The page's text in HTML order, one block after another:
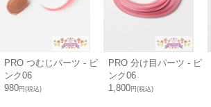
PRO つむじパーツ - ピ
ンク06
980円(税込)
PRO 分け目パーツ - ピ
ンク06
1,800円(税込)